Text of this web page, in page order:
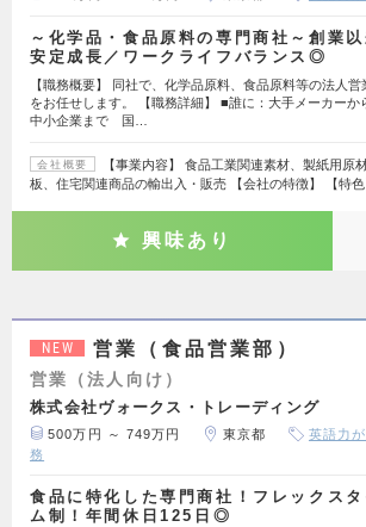
～化学品・食品原料の専門商社～創業以
安定成長／ワークライフバランス◎
【職務概要】 同社で、化学品原料、食品原料等の法人営
をお任せします。 【職務詳細】 ■誰に：大手メーカーか
中小企業まで 国…
会社概要
【事業内容】 食品工業関連素材、製紙用原
板、住宅関連商品の輸出入・販売 【会社の特徴】 【特
興味あり
NEW 営業（食品営業部）
営業（法人向け）
株式会社ヴォークス・トレーディング
500万円 ～ 749万円 東京都 英語力
務
食品に特化した専門商社！フレックスタ
ム制！年間休日125日◎